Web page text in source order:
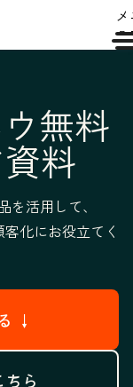
無料
料
活用して、
化にお役立てく
↓
ら